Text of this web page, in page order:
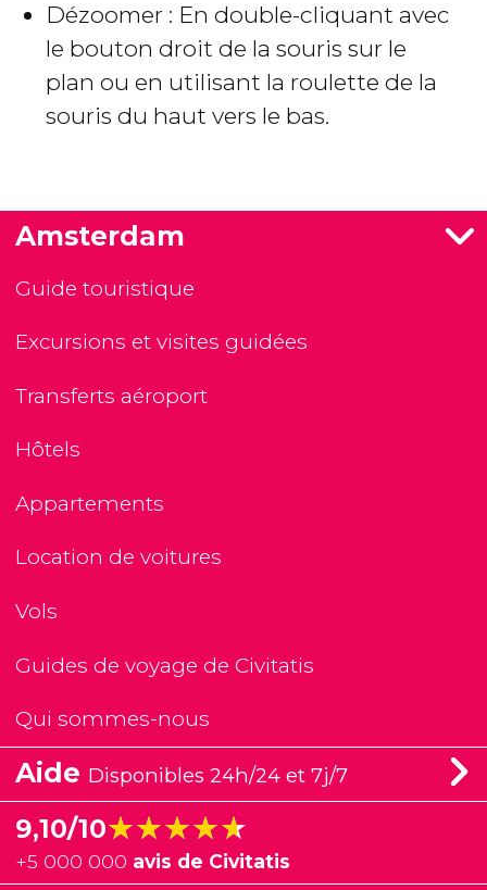
Dézoomer : En double-cliquant avec
le bouton droit de la souris sur le
plan ou en utilisant la roulette de la
souris du haut vers le bas.
Amsterdam
Guide touristique
Excursions et visites guidées
Transferts aéroport
Hôtels
Appartements
Location de voitures
Vols
Guides de voyage de Civitatis
Qui sommes-nous
Aide Disponibles 24h/24 et 7j/7
9,10/10★★★★★
★★★★★
+5 000 000 avis de Civitatis